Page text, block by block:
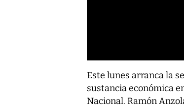
Este lunes arranca la
sustancia económica
Nacional. Ramón